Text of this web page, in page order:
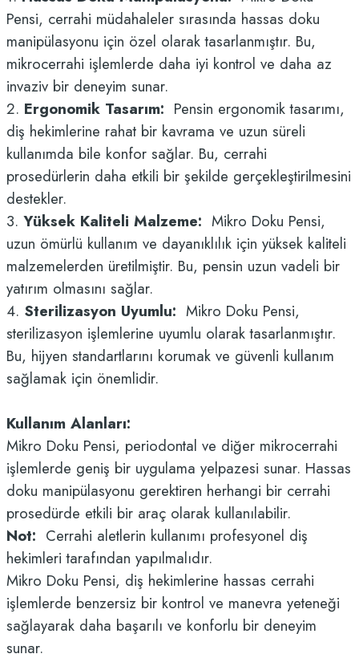
Pensi, cerrahi müdahaleler sırasında hassas doku
manipülasyonu için özel olarak tasarlanmıştır. Bu,
mikrocerrahi işlemlerde daha iyi kontrol ve daha az
invaziv bir deneyim sunar.
2. Ergonomik Tasarım: Pensin ergonomik tasarımı,
diş hekimlerine rahat bir kavrama ve uzun süreli
kullanımda bile konfor sağlar. Bu, cerrahi
prosedürlerin daha etkili bir şekilde gerçekleştirilmesini
destekler.
3. Yüksek Kaliteli Malzeme: Mikro Doku Pensi,
uzun ömürlü kullanım ve dayanıklılık için yüksek kaliteli
malzemelerden üretilmiştir. Bu, pensin uzun vadeli bir
yatırım olmasını sağlar.
4. Sterilizasyon Uyumlu: Mikro Doku Pensi,
sterilizasyon işlemlerine uyumlu olarak tasarlanmıştır.
Bu, hijyen standartlarını korumak ve güvenli kullanım
sağlamak için önemlidir.
Kullanım Alanları:
Mikro Doku Pensi, periodontal ve diğer mikrocerrahi
işlemlerde geniş bir uygulama yelpazesi sunar. Hassas
doku manipülasyonu gerektiren herhangi bir cerrahi
prosedürde etkili bir araç olarak kullanılabilir.
Not: Cerrahi aletlerin kullanımı profesyonel diş
hekimleri tarafından yapılmalıdır.
Mikro Doku Pensi, diş hekimlerine hassas cerrahi
işlemlerde benzersiz bir kontrol ve manevra yeteneği
sağlayarak daha başarılı ve konforlu bir deneyim
sunar.